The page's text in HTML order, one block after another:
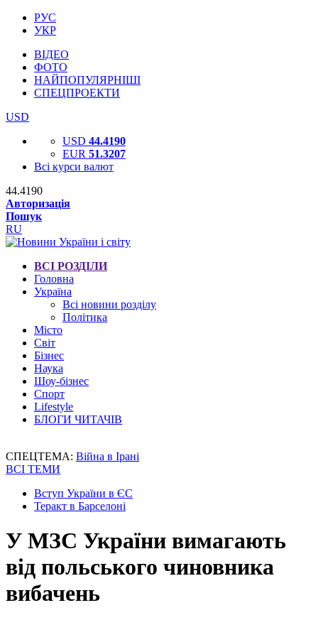
РУС
УКР
ВІДЕО
ФОТО
НАЙПОПУЛЯРНІШІ
СПЕЦПРОЕКТИ
USD
USD 44.4190
EUR 51.3207
Всі курси валют
44.4190
Авторизація
Пошук
RU
ВСІ РОЗДІЛИ
Головна
Україна
Всі новини розділу
Політика
Місто
Світ
Бізнес
Наука
Шоу-бізнес
Спорт
Lifestyle
БЛОГИ ЧИТАЧІВ
СПЕЦТЕМА: Війна в Ірані
ВСІ ТЕМИ
Вступ України в ЄС
Теракт в Барселоні
У МЗС України вимагають
від польського чиновника
вибачень